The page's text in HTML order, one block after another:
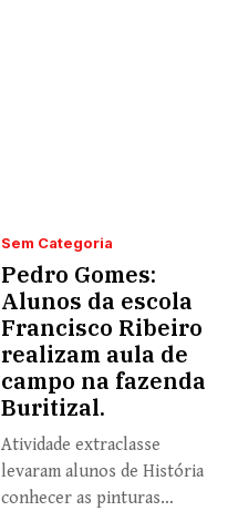
Sem Categoria
Pedro Gomes:
Alunos da escola
Francisco Ribeiro
realizam aula de
campo na fazenda
Buritizal.
Atividade extraclasse
levaram alunos de História
conhecer as pinturas